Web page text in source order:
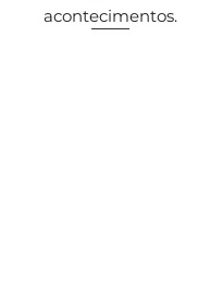
acontecimentos.